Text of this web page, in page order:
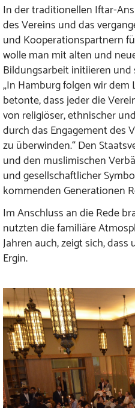
In der traditionellen Iftar-
des Vereins und das
und Kooperationspartnern
wolle man mit alten und
Bildungsarbeit initiieren
„In Hamburg folgen wir dem
betonte, dass jeder die
von religiöser, ethnischer
durch das Engagement des
zu überwinden.“ Den
und den muslimischen
und gesellschaftlicher
kommenden Generationen
Im Anschluss an die Rede
nutzten die familiäre
Jahren auch, zeigt sich,
Ergin.